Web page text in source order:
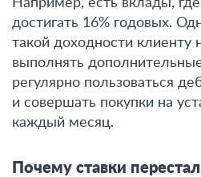
Например, есть вклады,
достигать 16% годовых.
такой доходности клиенту
выполнять
регулярно пользоваться
и совершать покупки на
каждый месяц.
Почему ставки